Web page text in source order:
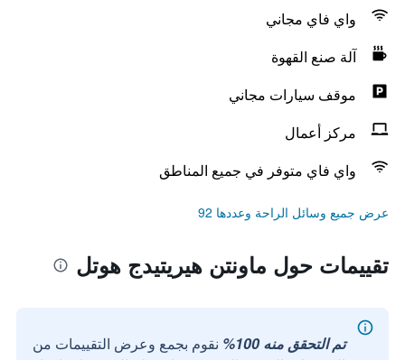
واي فاي مجاني
آلة صنع القهوة
موقف سيارات مجاني
مركز أعمال
واي فاي متوفر في جميع المناطق
عرض جميع وسائل الراحة وعددها 92
تقييمات حول ماونتن هيريتيدج هوتل
تم التحقق منه 100%
نقوم بجمع وعرض التقييمات من